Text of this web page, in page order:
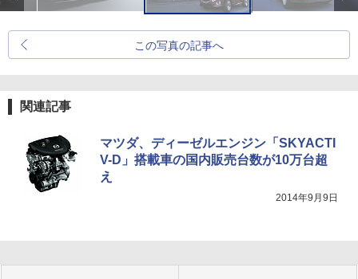
この写真の記事へ
関連記事
マツダ、ディーゼルエンジン「SKYACTI
V-D」搭載車の国内販売台数が10万台超
え
2014年9月9日